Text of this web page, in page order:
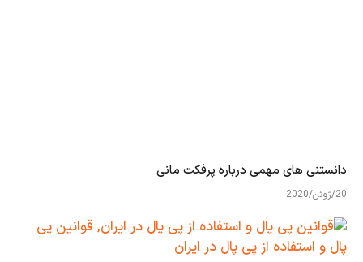
دانستنی های مهمی درباره پرفکت مانی
20/ژوئن/2020